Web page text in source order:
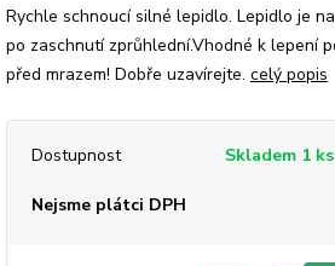
Rychle schnoucí silné lepidlo. Lepidlo je
po zaschnutí zprůhlední.Vhodné k lepení
před mrazem! Dobře uzavírejte. celý popis
Dostupnost Skladem 1 ks
Nejsme plátci DPH